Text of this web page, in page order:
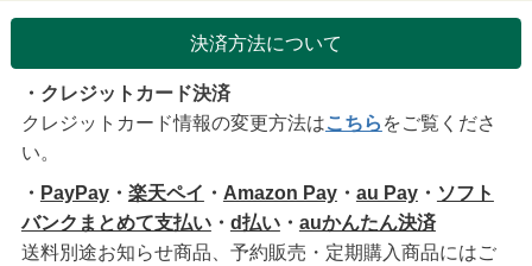
決済方法について
・クレジットカード決済
クレジットカード情報の変更方法はこちら をご覧くださ
い。
・ PayPay・ 楽天ペイ ・ Amazon Pay・ au Pay・ ソフト
バンクまとめて支払い・ d払い・ auかんたん決済
送料別途お知らせ商品、予約販売・定期購入商品にはご